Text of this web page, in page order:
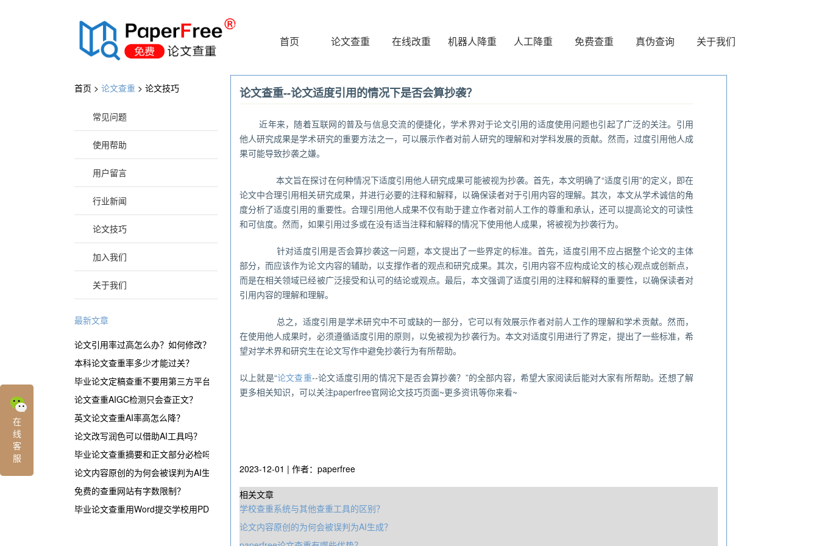
®
首页 论文查重 在线改重 机器人降重 人工降重 免费查重 真伪查询 关于我们
首页 > 论文查重 > 论文技巧
常见问题
使用帮助
用户留言
行业新闻
论文技巧
加入我们
关于我们
最新文章
论文引用率过高怎么办？如何修改？
本科论文查重率多少才能过关？
毕业论文定稿查重不要用第三方平台？
论文查重AIGC检测只会查正文？
英文论文查重AI率高怎么降？
论文改写润色可以借助AI工具吗？
毕业论文查重摘要和正文部分必检吗？
论文内容原创的为何会被误判为AI生成？
免费的查重网站有字数限制？
毕业论文查重用Word提交学校用PDF？
论文查重--论文适度引用的情况下是否会算抄袭？
近年来，随着互联网的普及与信息交流的便捷化，学术界对于论文引用的适度使用问题也引起了广泛的关注。引用
他人研究成果是学术研究的重要方法之一，可以展示作者对前人研究的理解和对学科发展的贡献。然而，过度引用他人成
果可能导致抄袭之嫌。
本文旨在探讨在何种情况下适度引用他人研究成果可能被视为抄袭。首先，本文明确了“适度引用”的定义，即在
论文中合理引用相关研究成果，并进行必要的注释和解释，以确保读者对于引用内容的理解。其次，本文从学术诚信的角
度分析了适度引用的重要性。合理引用他人成果不仅有助于建立作者对前人工作的尊重和承认，还可以提高论文的可读性
和可信度。然而，如果引用过多或在没有适当注释和解释的情况下使用他人成果，将被视为抄袭行为。
针对适度引用是否会算抄袭这一问题，本文提出了一些界定的标准。首先，适度引用不应占据整个论文的主体
部分，而应该作为论文内容的辅助，以支撑作者的观点和研究成果。其次，引用内容不应构成论文的核心观点或创新点，
而是在相关领域已经被广泛接受和认可的结论或观点。最后，本文强调了适度引用的注释和解释的重要性，以确保读者对
引用内容的理解和理解。
总之，适度引用是学术研究中不可或缺的一部分，它可以有效展示作者对前人工作的理解和学术贡献。然而，
在使用他人成果时，必须遵循适度引用的原则，以免被视为抄袭行为。本文对适度引用进行了界定，提出了一些标准，希
望对学术界和研究生在论文写作中避免抄袭行为有所帮助。
以上就是“论文查重--论文适度引用的情况下是否会算抄袭？”的全部内容，希望大家阅读后能对大家有所帮助。还想了解
更多相关知识，可以关注paperfree官网论文技巧页面~更多资讯等你来看~
2023-12-01 | 作者：paperfree
相关文章
学校查重系统与其他查重工具的区别？
论文内容原创的为何会被误判为AI生成？
在
线
客
服